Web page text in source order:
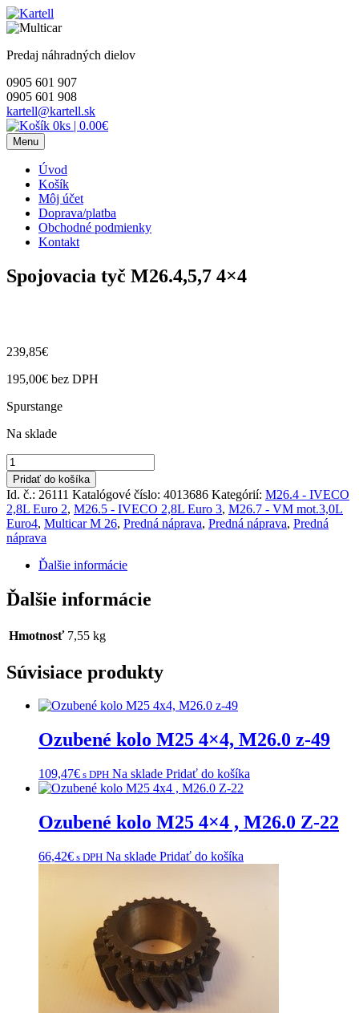
Skip
to
Predaj náhradných dielov
0905 601 907
0905 601 908
kartell@kartell.sk
0ks | 0.00€
Menu
Úvod
Košík
Môj účet
Doprava/platba
Obchodné podmienky
Kontakt
Spojovacia tyč M26.4,5,7 4×4
239,85€
195,00€ bez DPH
Spurstange
Na sklade
množstvo
Spojovacia
tyč
M26.4,5,7
4x4
Pridať do košíka
Id. č.: 26111 Katalógové číslo: 4013686 Kategórií: M26.4 - IVECO
2,8L Euro 2, M26.5 - IVECO 2,8L Euro 3, M26.7 - VM mot.3,0L
Euro4, Multicar M 26, Predná náprava, Predná náprava, Predná
náprava
Ďalšie informácie
Ďalšie informácie
Hmotnosť 7,55 kg
Súvisiace produkty
Ozubené kolo M25 4×4, M26.0 z-49
109,47€ s DPH Na sklade Pridať do košíka
Ozubené kolo M25 4×4 , M26.0 Z-22
66,42€ s DPH Na sklade Pridať do košíka